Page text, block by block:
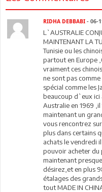
RIDHA DEBBABI - 06-
L`AUSTRALIE
MAINTENANT LA
Tunisie ou les
partout en Europe
vraiment ces
ne sont pas
spécial comme les
beaucoup d`eux ici
Australie en 1969
maintenant un
vous rencontrez
plus dans certains
achats le vendredi
pouvoir acheter du
maintenant
désirez,et en plus
étalages des
tout MADE IN